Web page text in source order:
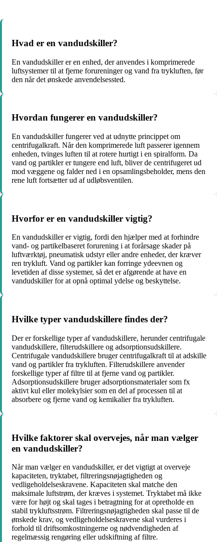
Hvad er en vandudskiller?
En vandudskiller er en enhed, der anvendes i komprimerede
luftsystemer til at fjerne forureninger og vand fra trykluften, før
den når det ønskede anvendelsessted.
Hvordan fungerer en vandudskiller?
En vandudskiller fungerer ved at udnytte princippet om
centrifugalkraft. Når den komprimerede luft passerer igennem
enheden, tvinges luften til at rotere hurtigt i en spiralform. Da
vand og partikler er tungere end luft, bliver de centrifugeret ud
mod væggene og falder ned i en opsamlingsbeholder, mens den
rene luft fortsætter ud af udløbsventilen.
Hvorfor er en vandudskiller vigtig?
En vandudskiller er vigtig, fordi den hjælper med at forhindre
vand- og partikelbaseret forurening i at forårsage skader på
luftværktøj, pneumatisk udstyr eller andre enheder, der kræver
ren trykluft. Vand og partikler kan forringe ydeevnen og
levetiden af disse systemer, så det er afgørende at have en
vandudskiller for at opnå optimal ydelse og beskyttelse.
Hvilke typer vandudskillere findes der?
Der er forskellige typer af vandudskillere, herunder centrifugale
vandudskillere, filterudskillere og adsorptionsudskillere.
Centrifugale vandudskillere bruger centrifugalkraft til at adskille
vand og partikler fra trykluften. Filterudskillere anvender
forskellige typer af filtre til at fjerne vand og partikler.
Adsorptionsudskillere bruger adsorptionsmaterialer som fx
aktivt kul eller molekylsier som en del af processen til at
absorbere og fjerne vand og kemikalier fra trykluften.
Hvilke faktorer skal overvejes, når man vælger
en vandudskiller?
Når man vælger en vandudskiller, er det vigtigt at overveje
kapaciteten, tryktabet, filtreringsnøjagtigheden og
vedligeholdelseskravene. Kapaciteten skal matche den
maksimale luftstrøm, der kræves i systemet. Tryktabet må ikke
være for højt og skal tages i betragtning for at opretholde en
stabil trykluftsstrøm. Filtreringsnøjagtigheden skal passe til de
ønskede krav, og vedligeholdelseskravene skal vurderes i
forhold til driftsomkostningerne og nødvendigheden af
regelmæssig rengøring eller udskiftning af filtre.